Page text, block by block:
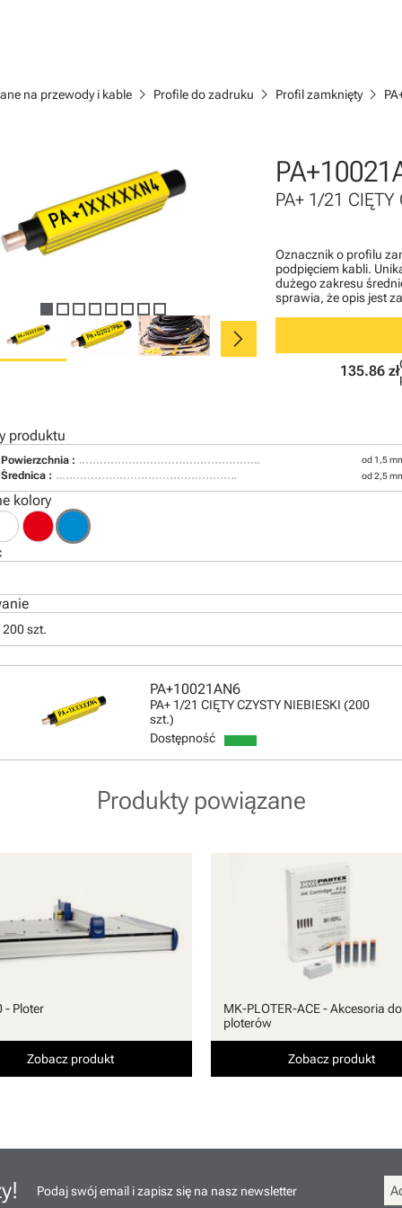
na przewody i kable chevron_right Profile do zadruku chevron_right Profil zamkniętychevron_right
chevron_right
PA+ 1/21
Oznacznik o profilu
podpięciem kabli.
dużego zakresu
sprawia, że opis jest
135.86 zł
produktu
Powierzchnia : od 1,5
Średnica : od 2,5
kolory
szt.
PA+10021AN6
PA+ 1/21 CIĘTY CZYSTY NIEBIESKI (200
szt.)
Dostępność
Produkty powiązane
- Ploter
Zobacz produkt
MK-PLOTER-ACE - Akcesoria do
ploterów
Zobacz produkt
Podaj swój email i zapisz się na nasz newsletter